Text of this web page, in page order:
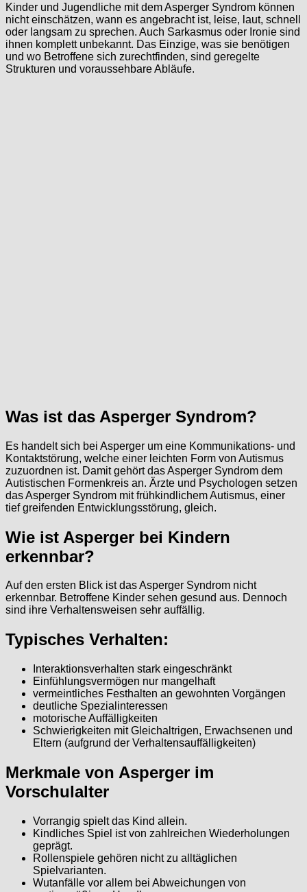
Kinder und Jugendliche mit dem Asperger Syndrom können
nicht einschätzen, wann es angebracht ist, leise, laut, schnell
oder langsam zu sprechen. Auch Sarkasmus oder Ironie sind
ihnen komplett unbekannt. Das Einzige, was sie benötigen
und wo Betroffene sich zurechtfinden, sind geregelte
Strukturen und voraussehbare Abläufe.
Was ist das Asperger Syndrom?
Es handelt sich bei Asperger um eine Kommunikations- und
Kontaktstörung, welche einer leichten Form von Autismus
zuzuordnen ist. Damit gehört das Asperger Syndrom dem
Autistischen Formenkreis an. Ärzte und Psychologen setzen
das Asperger Syndrom mit frühkindlichem Autismus, einer
tief greifenden Entwicklungsstörung, gleich.
Wie ist Asperger bei Kindern
erkennbar?
Auf den ersten Blick ist das Asperger Syndrom nicht
erkennbar. Betroffene Kinder sehen gesund aus. Dennoch
sind ihre Verhaltensweisen sehr auffällig.
Typisches Verhalten:
Interaktionsverhalten stark eingeschränkt
Einfühlungsvermögen nur mangelhaft
vermeintliches Festhalten an gewohnten Vorgängen
deutliche Spezialinteressen
motorische Auffälligkeiten
Schwierigkeiten mit Gleichaltrigen, Erwachsenen und
Eltern (aufgrund der Verhaltensauffälligkeiten)
Merkmale von Asperger im
Vorschulalter
Vorrangig spielt das Kind allein.
Kindliches Spiel ist von zahlreichen Wiederholungen
geprägt.
Rollenspiele gehören nicht zu alltäglichen
Spielvarianten.
Wutanfälle vor allem bei Abweichungen von